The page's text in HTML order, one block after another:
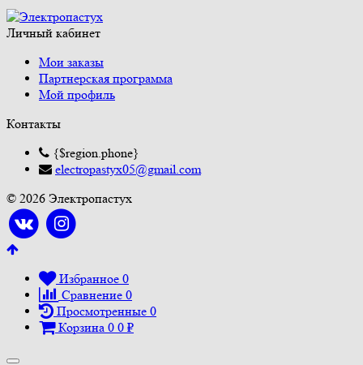
Личный кабинет
Мои заказы
Партнерская программа
Мой профиль
Контакты
{$region.phone}
electropastyx05@gmail.com
© 2026 Электропастух
Избранное 0
Сравнение 0
Просмотренные 0
Корзина 0 0 ₽